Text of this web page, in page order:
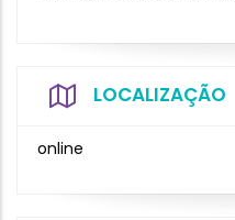
LOCALIZAÇÃO
online